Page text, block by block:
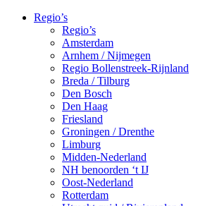
Regio’s
Regio’s
Amsterdam
Arnhem / Nijmegen
Regio Bollenstreek-Rijnland
Breda / Tilburg
Den Bosch
Den Haag
Friesland
Groningen / Drenthe
Limburg
Midden-Nederland
NH benoorden ‘t IJ
Oost-Nederland
Rotterdam